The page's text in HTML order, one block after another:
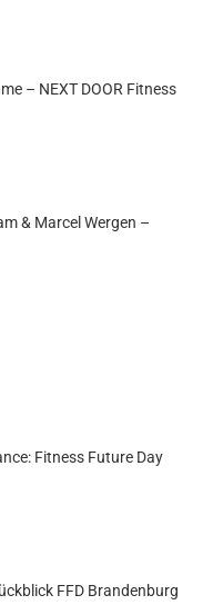
– NEXT DOOR Fitness
& Marcel Wergen –
Fitness Future Day
FFD Brandenburg